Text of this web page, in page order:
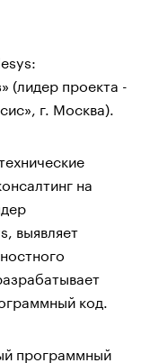
(лидер проекта -
г. Москва).
на
выявляет
код.
программный